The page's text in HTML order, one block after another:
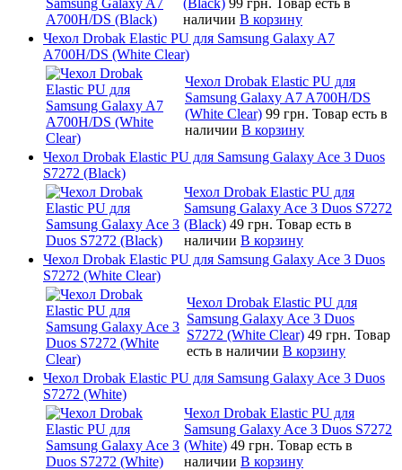
наличии В корзину
Чехол Drobak Elastic PU для Samsung Galaxy A7
A700H/DS (White Clear)
Чехол Drobak Elastic PU для
Samsung Galaxy A7 A700H/DS
(White Clear) 99 грн. Товар есть в
наличии В корзину
Чехол Drobak Elastic PU для Samsung Galaxy Ace 3 Duos
S7272 (Black)
Чехол Drobak Elastic PU для
Samsung Galaxy Ace 3 Duos S7272
(Black) 49 грн. Товар есть в
наличии В корзину
Чехол Drobak Elastic PU для Samsung Galaxy Ace 3 Duos
S7272 (White Clear)
Чехол Drobak Elastic PU для
Samsung Galaxy Ace 3 Duos
S7272 (White Clear) 49 грн. Товар
есть в наличии В корзину
Чехол Drobak Elastic PU для Samsung Galaxy Ace 3 Duos
S7272 (White)
Чехол Drobak Elastic PU для
Samsung Galaxy Ace 3 Duos S7272
(White) 49 грн. Товар есть в
наличии В корзину